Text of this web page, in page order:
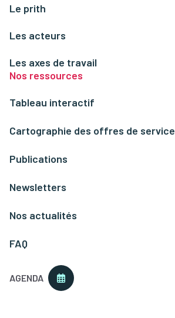
Le prith
Les acteurs
Les axes de travail
Nos ressources
Tableau interactif
Cartographie des offres de service
Publications
Newsletters
Nos actualités
FAQ
AGENDA